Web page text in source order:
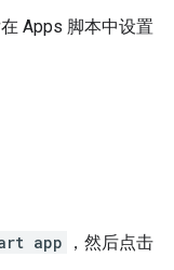
Apps 脚本中设置
app
，然后点击